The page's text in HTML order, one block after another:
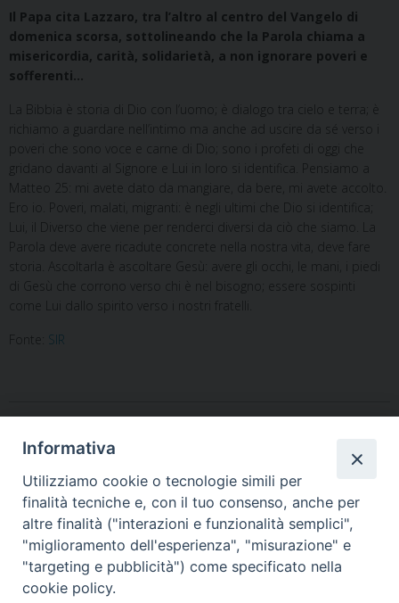
Il Papa cita Lazzaro, tra l’altro al centro del Vangelo di
domenica scorsa, sottolineando che la Parola chiama a
misericordia, carità, solidarietà, a non ignorare poveri e
sofferenti…
La Bibbia è storia di Dio con l’uomo; è dialogo tra cielo e terra; è
richiamo a guardare nell’intimo ma anche ad uscire da sé verso i
poveri che sono voce e carne di Dio; sono i profeti di oggi che
gridano davanti al Signore e Lui in loro si identifica. Pensiamo a
Matteo 25: mi avete dato da mangiare, da bere, mi avete accolto.
Ero io. Poveri, malati, migranti: è negli ultimi che Dio si identifica;
Lui, il Diverso che viene per renderci diversi da ciò che siamo. La
Parola deve avere ricadute concrete nella nostra vita, deve fare
storia. Ascoltarla è ascoltare Gesù: avere gli occhi, le mani, i piedi
di Gesù che corrono verso chi è nel bisogno; essere sospinti
come Lui dallo spirito verso i nostri fratelli.
Fonte: SIR
Pratella: una celebrazione
d’amore per inaugurare il
nuovo anno scolastico
La Diocesi da Papa
Francesco per la Giornata
Mondiale dei poveri
Informativa
Utilizziamo cookie o tecnologie simili per
finalità tecniche e, con il tuo consenso, anche per
altre finalità ("interazioni e funzionalità semplici",
"miglioramento dell'esperienza", "misurazione" e
"targeting e pubblicità") come specificato nella
cookie policy.